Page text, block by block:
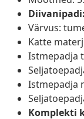
Diivanipadi:
Värvus:
Katte
Istmepadja
Istmepadja
Komplekti